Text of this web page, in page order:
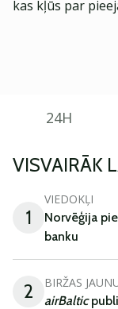
kas kļūs par
24H
VISVAIRĀK
1
VIEDOKĻI
Norvēģija
banku
2 BIRŽAS
airBaltic